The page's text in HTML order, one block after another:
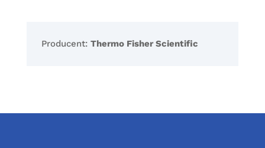
Producent: Thermo Fisher Scientific